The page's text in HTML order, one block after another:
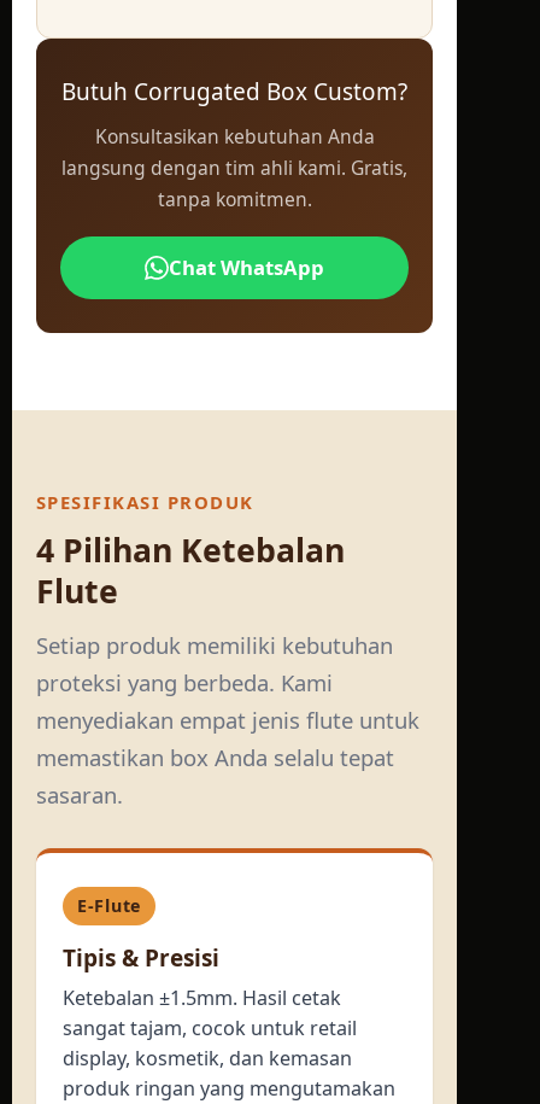
Butuh Corrugated Box Custom?
Konsultasikan kebutuhan Anda
langsung dengan tim ahli kami. Gratis,
tanpa komitmen.
Chat WhatsApp
SPESIFIKASI PRODUK
4 Pilihan Ketebalan
Flute
Setiap produk memiliki kebutuhan
proteksi yang berbeda. Kami
menyediakan empat jenis flute untuk
memastikan box Anda selalu tepat
sasaran.
E-Flute
Tipis & Presisi
Ketebalan ±1.5mm. Hasil cetak
sangat tajam, cocok untuk retail
display, kosmetik, dan kemasan
produk ringan yang mengutamakan